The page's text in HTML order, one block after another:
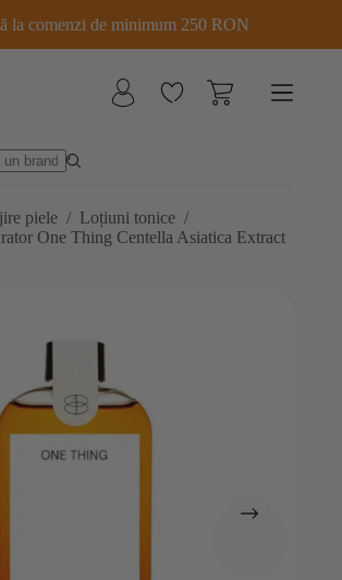
la comenzi de minimum 250 RON
piele / Loțiuni tonice /
One Thing Centella Asiatica Extract